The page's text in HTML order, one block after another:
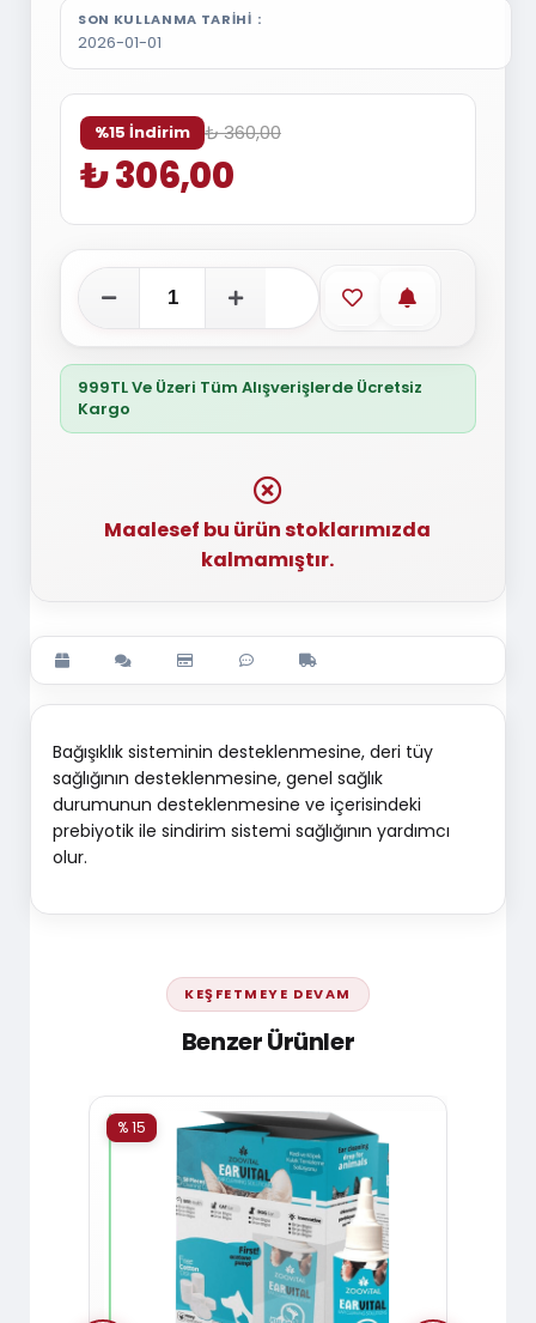
SON KULLANMA TARIHI
2026-01-01
%15 İndirim ₺ 360,00
₺ 306,00
Favorilere ekle
Stoğa
999TL Ve Üzeri Tüm Alışverişlerde Ücretsiz
Kargo
Maalesef bu ürün stoklarımızda
kalmamıştır.
Bağışıklık sisteminin desteklenmesine, deri tüy
sağlığının desteklenmesine, genel sağlık
durumunun desteklenmesine ve içerisindeki
prebiyotik ile sindirim sistemi sağlığının yardımcı
olur.
KEŞFETMEYE DEVAM
Benzer Ürünler
% 15